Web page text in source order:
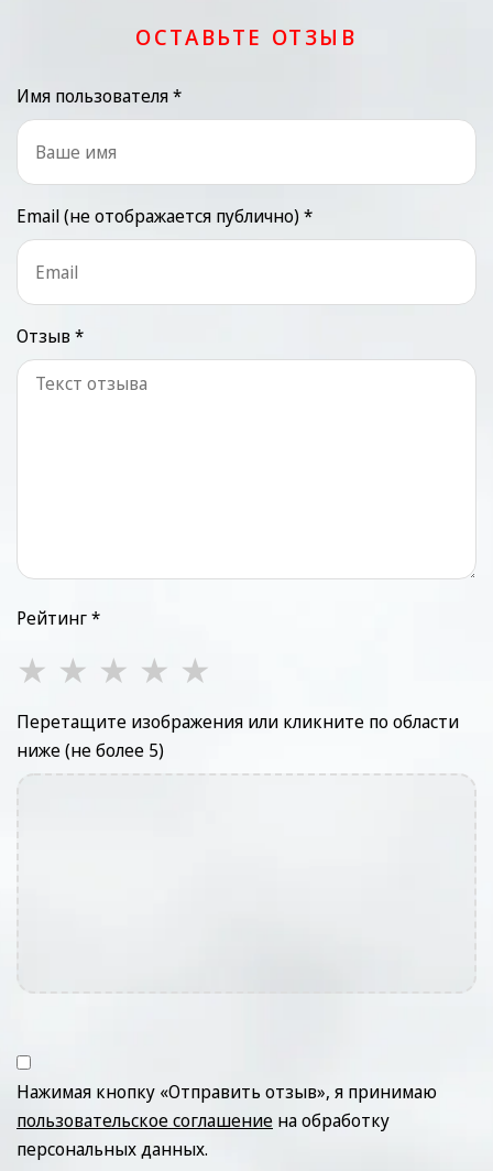
ОСТАВЬТЕ ОТЗЫВ
Имя пользователя *
Email (не отображается публично) *
Отзыв *
Рейтинг *
★
★
★
★
★
Перетащите изображения или кликните по области
ниже (не более 5)
Нажимая кнопку «Отправить отзыв», я принимаю
пользовательское соглашение на обработку
персональных данных.